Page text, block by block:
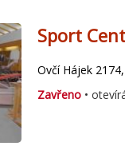
Sport
Ovčí Hájek
Zavřeno •